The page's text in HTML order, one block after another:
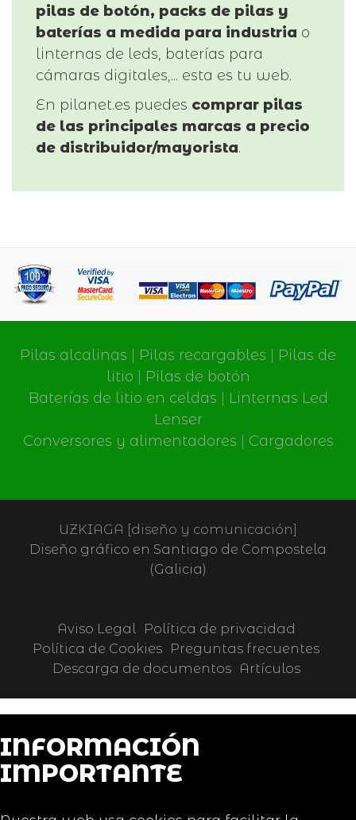
pilas de botón, packs de pilas y
baterías a medida para industria o
linternas de leds, baterías para
cámaras digitales,... esta es tu web.
En pilanet.es puedes comprar pilas
de las principales marcas a precio
de distribuidor/mayorista.
Pilas alcalinas Pilas recargables
Pilas de
litio
Pilas de botón
Baterías de litio en celdas
Linternas Led
Lenser
Conversores y alimentadores
Cargadores
UZKIAGA [diseño y comunicación]
Diseño gráfico en Santiago de Compostela
(Galicia)
Aviso Legal
Política de privacidad
Política de Cookies Preguntas frecuentes
Descarga de documentos
Artículos
INFORMACIÓN
IMPORTANTE